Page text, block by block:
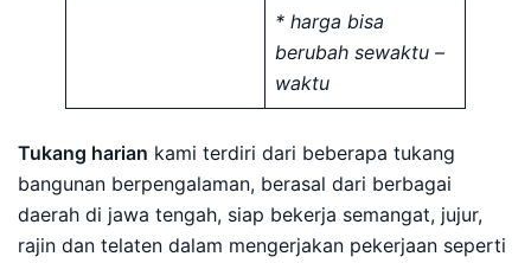
* harga bisa
berubah sewaktu –
waktu
Tukang harian kami terdiri dari beberapa tukang
bangunan berpengalaman, berasal dari berbagai
daerah di jawa tengah, siap bekerja semangat, jujur,
rajin dan telaten dalam mengerjakan pekerjaan seperti